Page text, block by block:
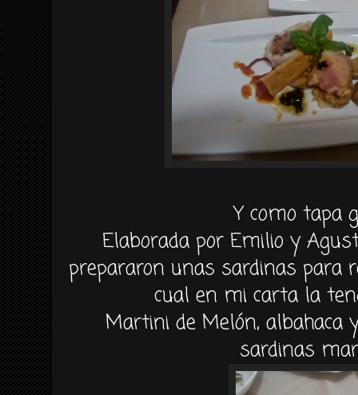
Y como tapa
Elaborada por Emilio y
prepararon unas sardinas para
cual en mi carta la
Martini de Melón,
sardinas